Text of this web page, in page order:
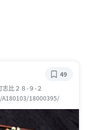
比２８-９-２
18000395/
49